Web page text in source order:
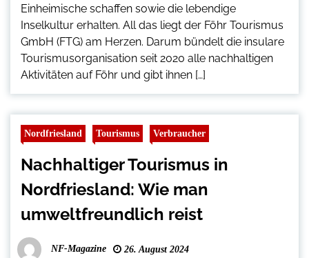
Einheimische schaffen sowie die lebendige
Inselkultur erhalten. All das liegt der Föhr Tourismus
GmbH (FTG) am Herzen. Darum bündelt die insulare
Tourismusorganisation seit 2020 alle nachhaltigen
Aktivitäten auf Föhr und gibt ihnen […]
Nordfriesland Tourismus Verbraucher
Nachhaltiger Tourismus in
Nordfriesland: Wie man
umweltfreundlich reist
NF-Magazine 26. August 2024